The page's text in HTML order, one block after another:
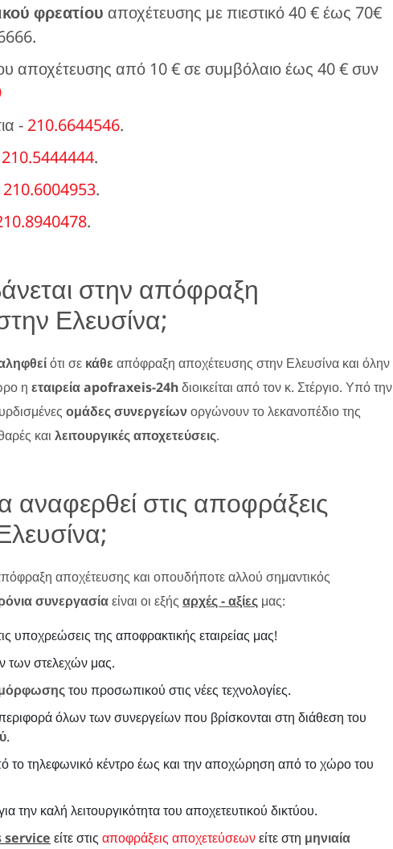
φρεατίου αποχέτευσης με πιεστικό 40 € έως 70€
αποχέτευσης από 10 € σε συμβόλαιο έως 40 € συν
- 210.6644546.
210.5444444.
210.6004953.
.
στην απόφραξη
Ελευσίνα;
ότι σε κάθε απόφραξη αποχέτευσης στην Ελευσίνα και όλην
η εταιρεία apofraxeis-24hδιοικείται από τον κ. Στέργιο. Υπό την
ομάδες συνεργείωνοργώνουν το λεκανοπέδιο της
και λειτουργικές αποχετεύσεις.
αναφερθεί στις αποφράξεις
αποχέτευσης και οπουδήποτε αλλού σημαντικός
συνεργασίαείναι οι εξής αρχές - αξίες μας:
υποχρεώσεις της αποφρακτικής εταιρείας μας!
των στελεχών μας.
του προσωπικού στις νέες τεχνολογίες.
όλων των συνεργείων που βρίσκονται στη διάθεση του
.
τηλεφωνικό κέντρο έως και την αποχώρηση από το χώρο του
την καλή λειτουργικότητα του αποχετευτικού δικτύου.
service είτε στις αποφράξεις αποχετεύσεωνείτε στη μηνιαία